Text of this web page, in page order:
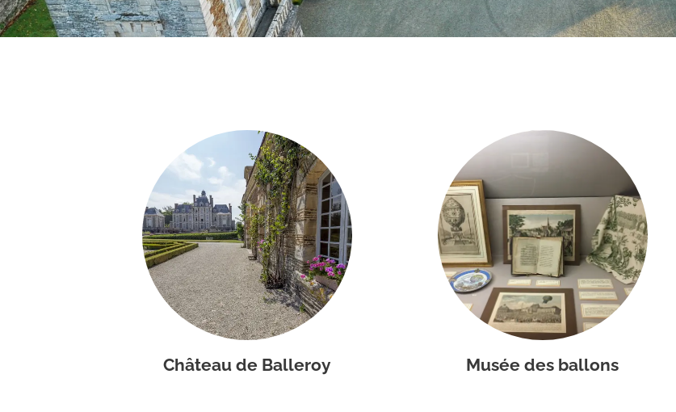
Château de Balleroy Musée des ballons